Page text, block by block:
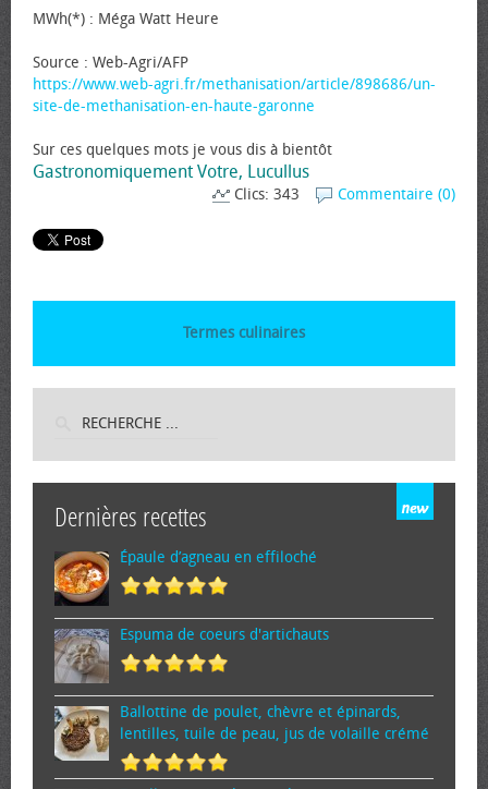
MWh(*) : Méga Watt Heure
Source : Web-Agri/AFP
https://www.web-agri.fr/methanisation/article/898686/un-
site-de-methanisation-en-haute-garonne
Sur ces quelques mots je vous dis à bientôt
Gastronomiquement Votre, Lucullus
Commentaire (0)
Clics: 343
Termes culinaires
Dernières recettes
Épaule d’agneau en effiloché
Espuma de cœurs d'artichauts
Ballottine de poulet, chèvre et épinards,
lentilles, tuile de peau, jus de volaille crémé